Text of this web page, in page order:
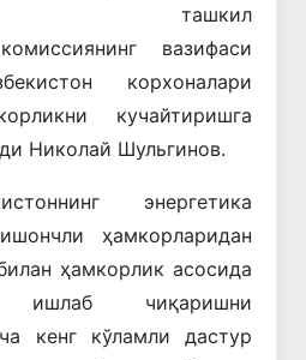
ташкил
вазифаси
корхоналари
кучайтиришга
Николай Шульгинов.
энергетика
ҳамкорларидан
ҳамкорлик асосида
ишлаб чиқаришни
кенг кўламли дастур